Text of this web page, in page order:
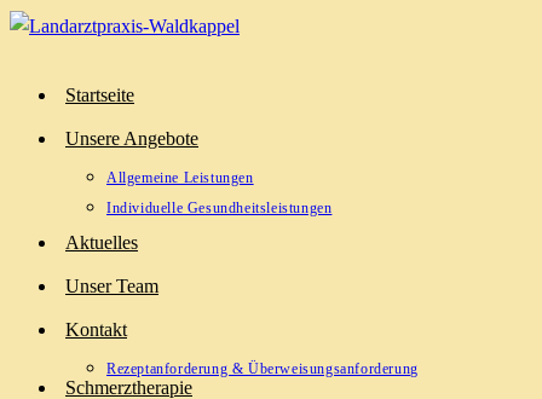
Zum
springen
Startseite
Unsere Angebote
Allgemeine Leistungen
Individuelle Gesundheitsleistungen
Aktuelles
Unser Team
Kontakt
Rezeptanforderung & Überweisungsanforderung
Schmerztherapie